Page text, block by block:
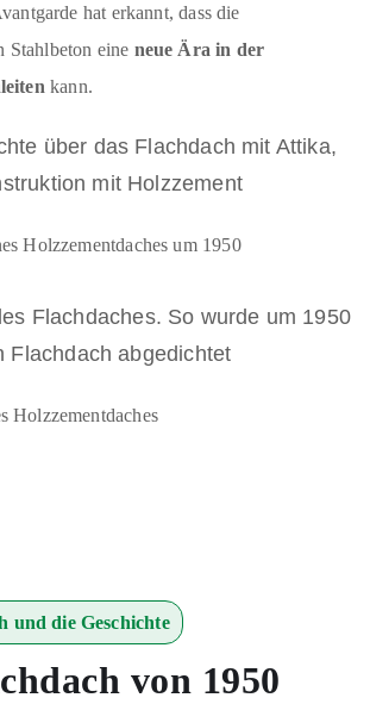
hat erkannt, dass die
Stahlbeton eine neue Ära in der
kann.
Holzzementdaches um 1950
Holzzementdaches
und die Geschichte
von 1950